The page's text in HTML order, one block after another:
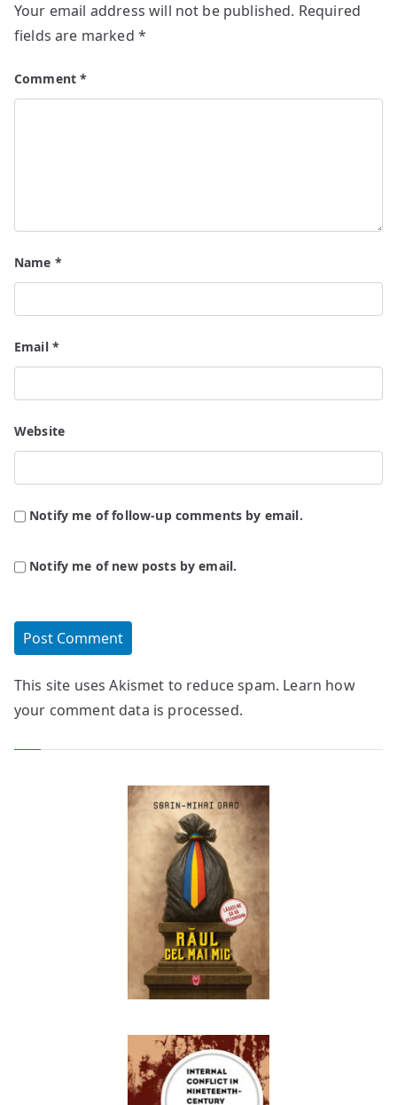
Your email address will not be published. Required
fields are marked *
Comment*
Name *
Email *
Website
Notify me of follow-up comments by email.
Notify me of new posts by email.
This site uses Akismet to reduce spam. Learn how
your comment data is processed.